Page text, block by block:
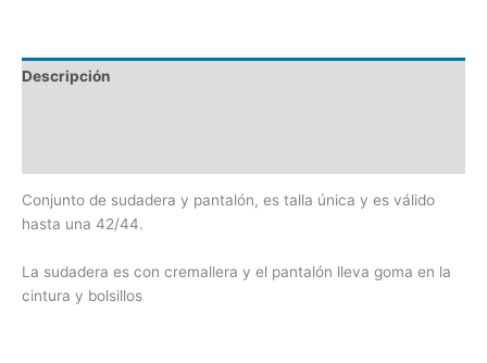
Descripción
Conjunto de sudadera y pantalón, es talla única y es válido
hasta una 42/44.
La sudadera es con cremallera y el pantalón lleva goma en la
cintura y bolsillos